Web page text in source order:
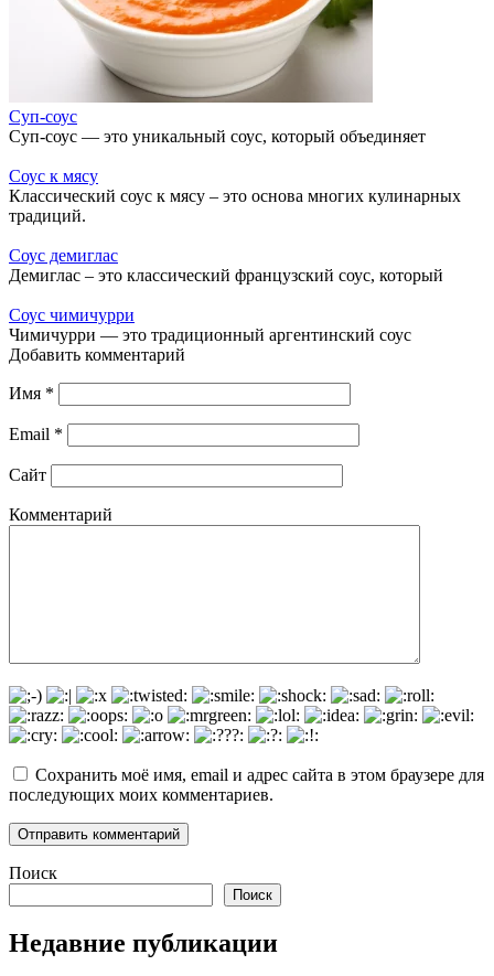
Суп-соус
Суп-соус — это уникальный соус, который объединяет
Соус к мясу
Классический соус к мясу – это основа многих кулинарных
традиций.
Соус демиглас
Демиглас – это классический французский соус, который
Соус чимичурри
Чимичурри — это традиционный аргентинский соус
Добавить комментарий
Имя *
Email *
Сайт
Комментарий
Сохранить моё имя, email и адрес сайта в этом браузере для
последующих моих комментариев.
Поиск
Поиск
Недавние публикации